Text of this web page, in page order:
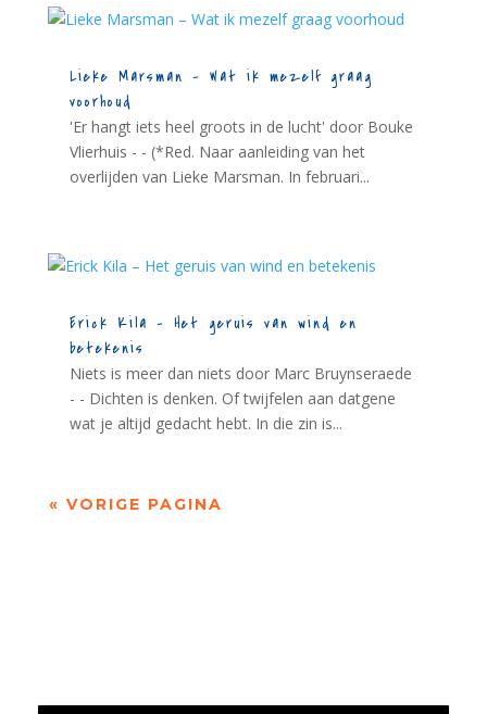
Lieke Marsman – Wat ik mezelf graag
voorhoud
'Er hangt iets heel groots in de lucht' door Bouke
Vlierhuis - - (*Red. Naar aanleiding van het
overlijden van Lieke Marsman. In februari...
Erick Kila – Het geruis van wind en
betekenis
Niets is meer dan niets door Marc Bruynseraede
- - Dichten is denken. Of twijfelen aan datgene
wat je altijd gedacht hebt. In die zin is...
« VORIGE PAGINA